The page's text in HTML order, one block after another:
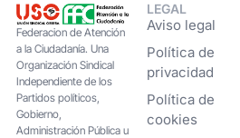
Federacion de Atención
a la Ciudadanía. Una
Organización Sindical
Independiente de los
Partidos políticos,
Gobierno,
Administración Pública u
LEGAL
Aviso legal
Política de
privacidad
Política de
cookies